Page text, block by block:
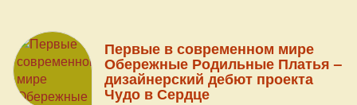
Первые в современном мире
Обережные Родильные Платья –
дизайнерский дебют проекта
Чудо в Сердце